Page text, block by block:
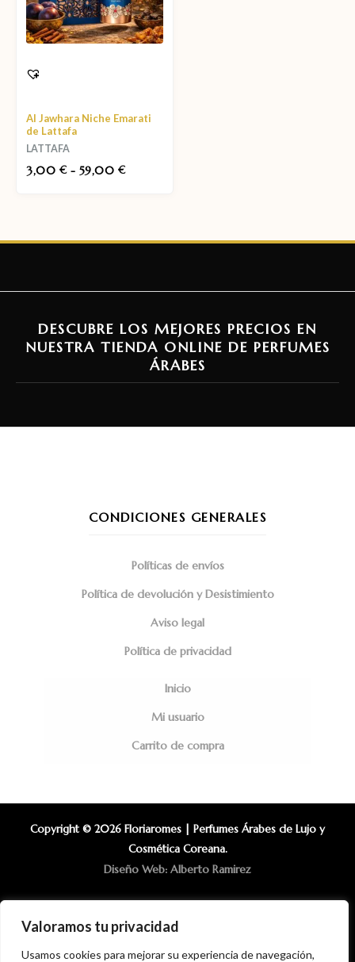
Valoramos tu privacidad
Usamos cookies para mejorar su experiencia de navegación,
Al Jawhara Niche Emarati
de Lattafa
LATTAFA
3,00 € - 59,00 €
DESCUBRE LOS MEJORES PRECIOS EN
NUESTRA TIENDA ONLINE DE PERFUMES
ÁRABES
CONDICIONES GENERALES
Políticas de envíos
Política de devolución y Desistimiento
Aviso legal
Política de privacidad
Inicio
Mi usuario
Carrito de compra
Copyright © 2026 Floriaromes | Perfumes Árabes de Lujo y
Cosmética Coreana.
Diseño Web: Alberto Ramirez